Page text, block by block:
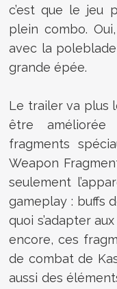
c’est que le jeu
plein combo.
avec la
grande épée.
Le trailer va plus
être
fragments
Weapon
seulement
gameplay : buffs
quoi s’adapter
encore, ces
de combat de
aussi des